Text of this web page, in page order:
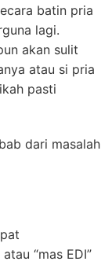
batin pria
lagi.
akan sulit
atau si pria
pasti
dari masalah
“mas EDI”